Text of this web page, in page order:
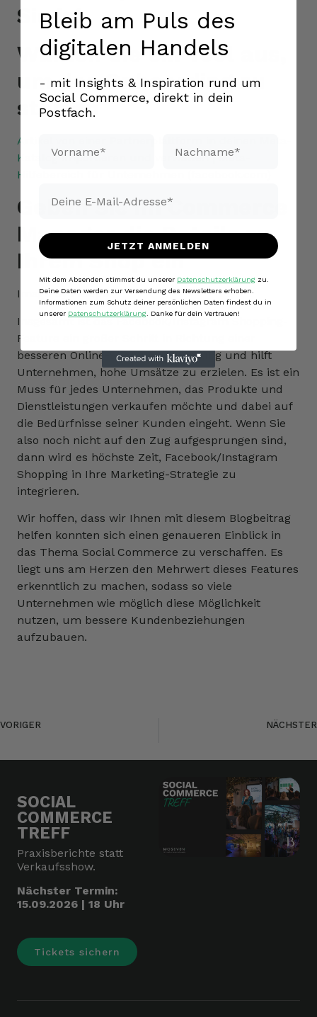
Sie ist.
Wählen Sie ein Tool aus,
um das Onboarding zu
starten
Artikel von einer Partnerplattform in deinen Meta-
Katalog importieren und verwalten | Meta-
Hilfebereich für Unternehmen (facebook.com)
Geben Sie im Commerce
Manager die Details zu
Ihrem Shop ein
Image by Freepik
Insgesamt ist das Facebook/Instagram Shopping-
Feature ein großer Schritt in Richtung einer
besseren Online-Shopping-Erfahrung und hilft
Unternehmen, hohe Umsätze zu erzielen. Es ist ein
Muss für jedes Unternehmen, das Produkte und
Dienstleistungen verkaufen möchte und dabei auf
die Bedürfnisse seiner Kunden eingeht. Wenn Sie
also noch nicht auf den Zug aufgesprungen sind,
dann wird es höchste Zeit, Facebook/Instagram
Shopping in Ihre Marketing-Strategie zu
integrieren.
Wir hoffen, dass wir Ihnen mit diesem Blogbeitrag
helfen konnten sich einen genaueren Einblick in
das Thema Social Commerce zu verschaffen. Es
liegt uns am Herzen den Mehrwert dieses Features
erkenntlich zu machen, sodass so viele
Unternehmen wie möglich diese Möglichkeit
nutzen, um bessere Kundenbeziehungen
aufzubauen.
VORIGER NÄCHSTER
SOCIAL
COMMERCE
TREFF
Praxisberichte statt
Verkaufsshow.
Nächster Termin:
15.09.2026 | 18 Uhr
Tickets sichern
Bleib am Puls des
digitalen Handels
- mit Insights & Inspiration rund um
Social Commerce, direkt in dein
Postfach.
JETZT ANMELDEN
Mit dem Absenden stimmst du unserer Datenschutzerklärung zu.
Deine Daten werden zur Versendung des Newsletters erhoben.
Informationen zum Schutz deiner persönlichen Daten findest du in
unserer Datenschutzerklärung . Danke für dein Vertrauen!